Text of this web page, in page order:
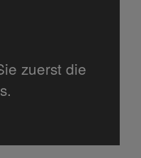
zuerst die